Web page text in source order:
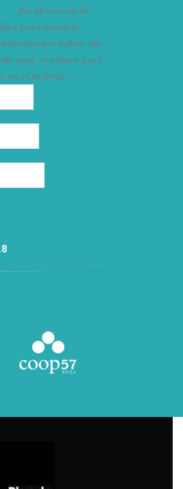
Su dirección de
para enviarle
sobre las
usar el enlace para
en el boletín. >